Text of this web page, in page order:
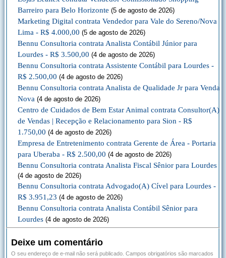
Barreiro para Belo Horizonte (5 de agosto de 2026)
Marketing Digital contrata Vendedor para Vale do Sereno/Nova
Lima - R$ 4.000,00 (5 de agosto de 2026)
Bennu Consultoria contrata Analista Contábil Júnior para
Lourdes - R$ 3.500,00 (4 de agosto de 2026)
Bennu Consultoria contrata Assistente Contábil para Lourdes -
R$ 2.500,00 (4 de agosto de 2026)
Bennu Consultoria contrata Analista de Qualidade Jr para Venda
Nova (4 de agosto de 2026)
Centro de Cuidados de Bem Estar Animal contrata Consultor(A)
de Vendas | Recepção e Relacionamento para Sion - R$
1.750,00 (4 de agosto de 2026)
Empresa de Entretenimento contrata Gerente de Área - Portaria
para Uberaba - R$ 2.500,00 (4 de agosto de 2026)
Bennu Consultoria contrata Analista Fiscal Sênior para Lourdes
(4 de agosto de 2026)
Bennu Consultoria contrata Advogado(A) Cível para Lourdes -
R$ 3.951,23 (4 de agosto de 2026)
Bennu Consultoria contrata Analista Contábil Sênior para
Lourdes (4 de agosto de 2026)
Deixe um comentário
O seu endereço de e-mail não será publicado. Campos obrigatórios são marcados